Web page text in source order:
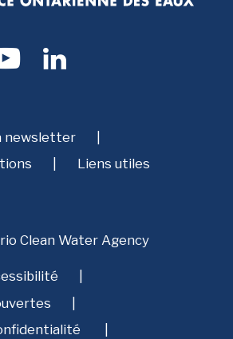
newsletter
Liens utiles
Clean Water Agency